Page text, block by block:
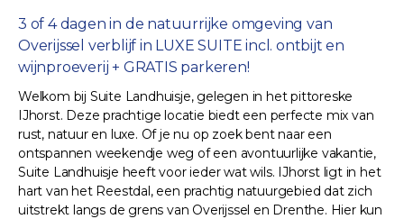
3 of 4 dagen in de natuurrijke omgeving van
Overijssel verblijf in LUXE SUITE incl. ontbijt en
wijnproeverij + GRATIS parkeren!
Welkom bij Suite Landhuisje, gelegen in het pittoreske
IJhorst. Deze prachtige locatie biedt een perfecte mix van
rust, natuur en luxe. Of je nu op zoek bent naar een
ontspannen weekendje weg of een avontuurlijke vakantie,
Suite Landhuisje heeft voor ieder wat wils. IJhorst ligt in het
hart van het Reestdal, een prachtig natuurgebied dat zich
uitstrekt langs de grens van Overijssel en Drenthe. Hier kun